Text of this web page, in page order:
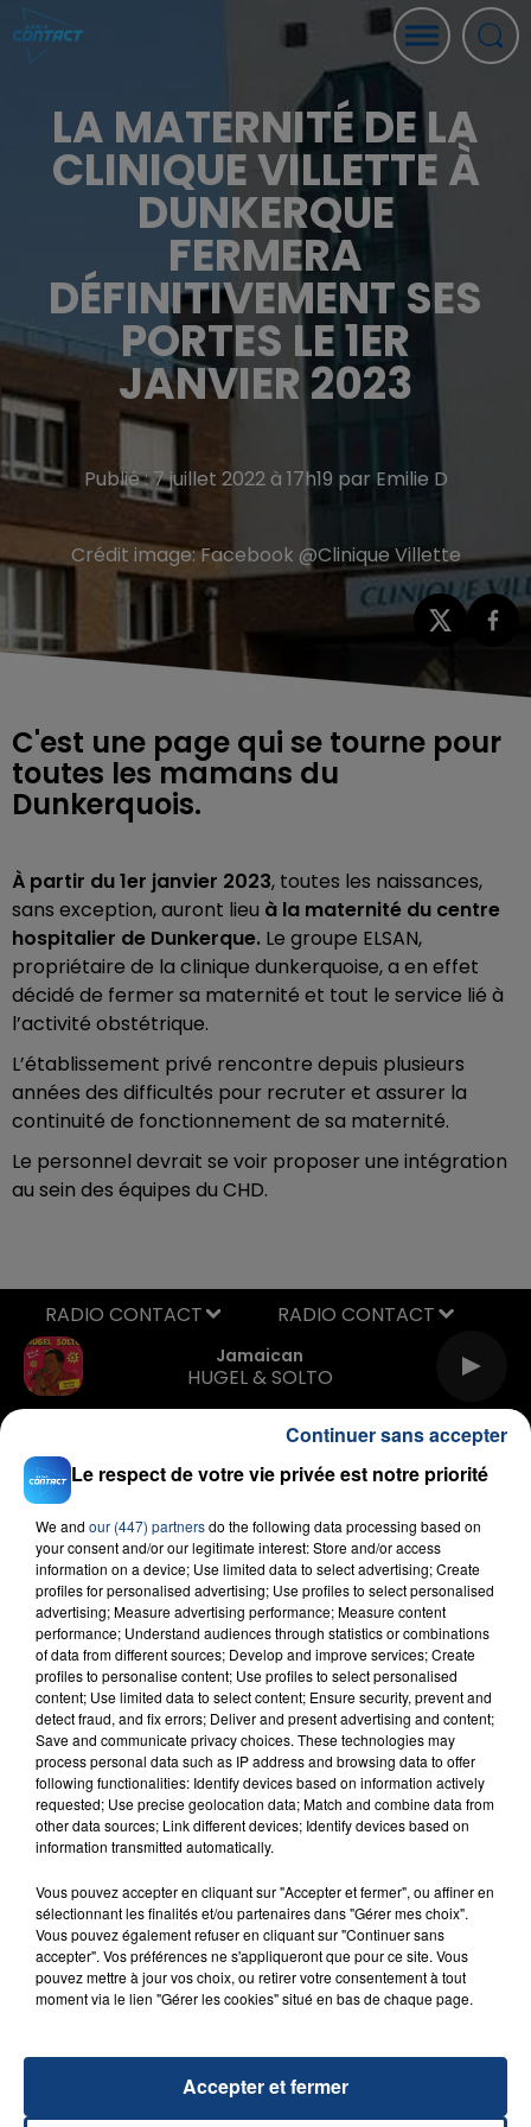
LA MATERNITÉ DE LA
CLINIQUE VILLETTE À
DUNKERQUE
FERMERA
DÉFINITIVEMENT SES
PORTES LE 1ER
JANVIER 2023
Publié : 7 juillet 2022 à 17h19 par Emilie D
Crédit image:Facebook @Clinique Villette
C'est une page qui se tourne pour
toutes les mamans du
Dunkerquois.
À partir du 1er janvier 2023, toutes les naissances,
sans exception, auront lieu à la maternité du centre
hospitalier de Dunkerque. Le groupe ELSAN,
propriétaire de la clinique dunkerquoise, a en effet
décidé de fermer sa maternité et tout le service lié à
l’activité obstétrique.
L’établissement privé rencontre depuis plusieurs
années des difficultés pour recruter et assurer la
continuité de fonctionnement de sa maternité.
Le personnel devrait se voir proposer une intégration
au sein des équipes du CHD.
Jamaican
HUGEL & SOLTO
RADIO CONTACT
FIL D'ACTU
23 juillet 2026
INCENDIE MORTEL À LENS : UNE FEMME ET
Un homme s'est immolé par le feu après avoir
aspergé sa compagne et leur bébé de trois mois
d'un liquide inflammable.
Le respect de votre vie privée est notre priorité
We and our (447) partnersdo the following data processing based on
your consent and/or our legitimate interest: Store and/or access
information on a device; Use limited data to select advertising; Create
profiles for personalised advertising; Use profiles to select personalised
advertising; Measure advertising performance; Measure content
performance; Understand audiences through statistics or combinations
of data from different sources; Develop and improve services; Create
profiles to personalise content; Use profiles to select personalised
content; Use limited data to select content; Ensure security, prevent and
detect fraud, and fix errors; Deliver and present advertising and content;
Save and communicate privacy choices. These technologies may
process personal data such as IP address and browsing data to offer
following functionalities: Identify devices based on information actively
requested; Use precise geolocation data; Match and combine data from
other data sources; Link different devices; Identify devices based on
information transmitted automatically.
Vous pouvez accepter en cliquant sur "Accepter et fermer", ou affiner en
sélectionnant les finalités et/ou partenaires dans "Gérer mes choix".
Vous pouvez également refuser en cliquant sur "Continuer sans
accepter". Vos préférences ne s'appliqueront que pour ce site. Vous
pouvez mettre à jour vos choix, ou retirer votre consentement à tout
moment via le lien "Gérer les cookies" situé en bas de chaque page.
Accepter et fermer
Continuer sans accepter